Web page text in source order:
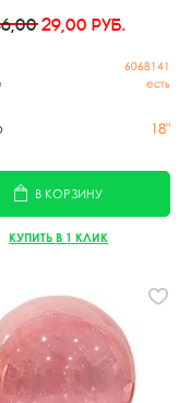
29,00руб.
6068141
есть
18"
В КОРЗИНУ
КУПИТЬ В 1 КЛИК